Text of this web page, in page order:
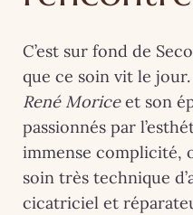
C’est sur fond de
que ce soin vit le
René Moriceet son
passionnés par
immense complicité,
soin très technique
cicatriciel et